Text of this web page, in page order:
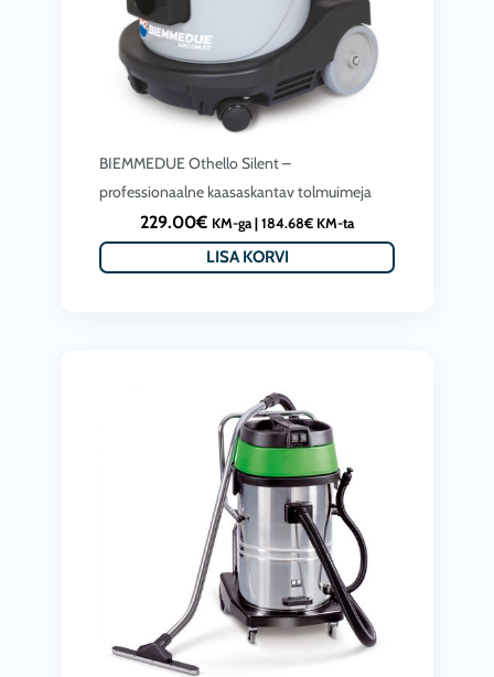
BIEMMEDUE Othello Silent –
professionaalne kaasaskantav tolmuimeja
229.00€ KM-ga | 184.68€ KM-ta
LISA KORVI